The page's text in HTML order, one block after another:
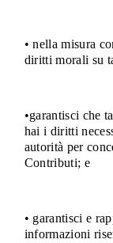
• nella misura
diritti morali su
•garantisci che
hai i diritti
autorità per
Contributi; e
• garantisci e
informazioni